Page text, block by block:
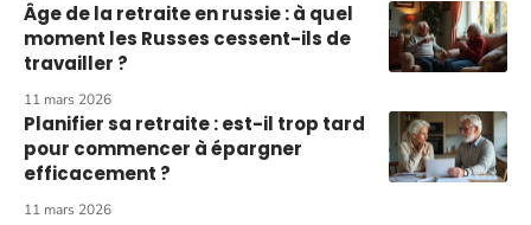
Âge de la retraite en russie : à quel
moment les Russes cessent-ils de
travailler ?
11 mars 2026
Planifier sa retraite : est-il trop tard
pour commencer à épargner
efficacement ?
11 mars 2026